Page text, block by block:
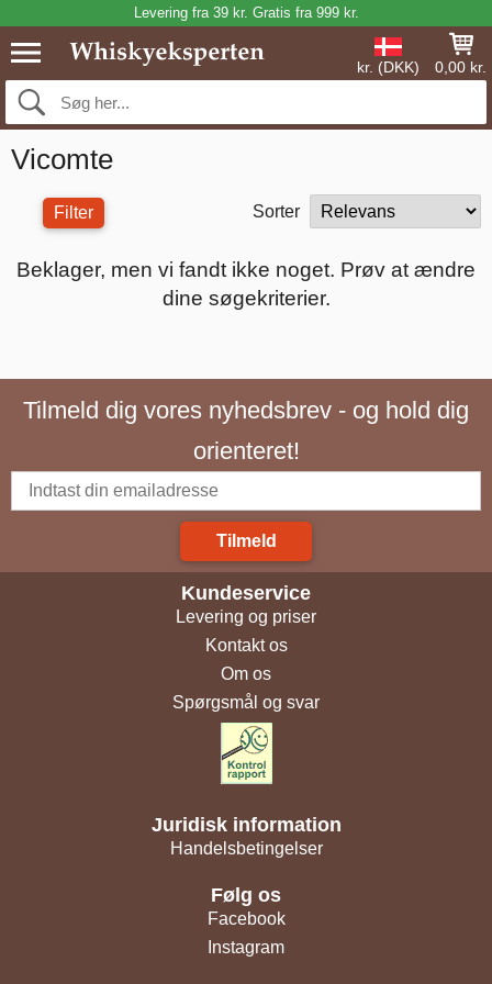
Levering fra 39 kr. Gratis fra 999 kr.
kr. (DKK) 0,00 kr.
Vicomte
Filter Sorter
Beklager, men vi fandt ikke noget. Prøv at ændre
dine søgekriterier.
Tilmeld dig vores nyhedsbrev - og hold dig
orienteret!
Tilmeld
Kundeservice
Levering og priser
Kontakt os
Om os
Spørgsmål og svar
Juridisk information
Handelsbetingelser
Følg os
Facebook
Instagram